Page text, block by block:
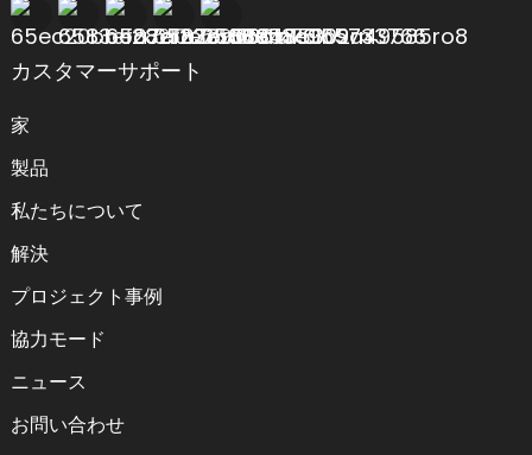
カスタマーサポート
家
製品
私たちについて
解決
プロジェクト事例
協力モード
ニュース
お問い合わせ